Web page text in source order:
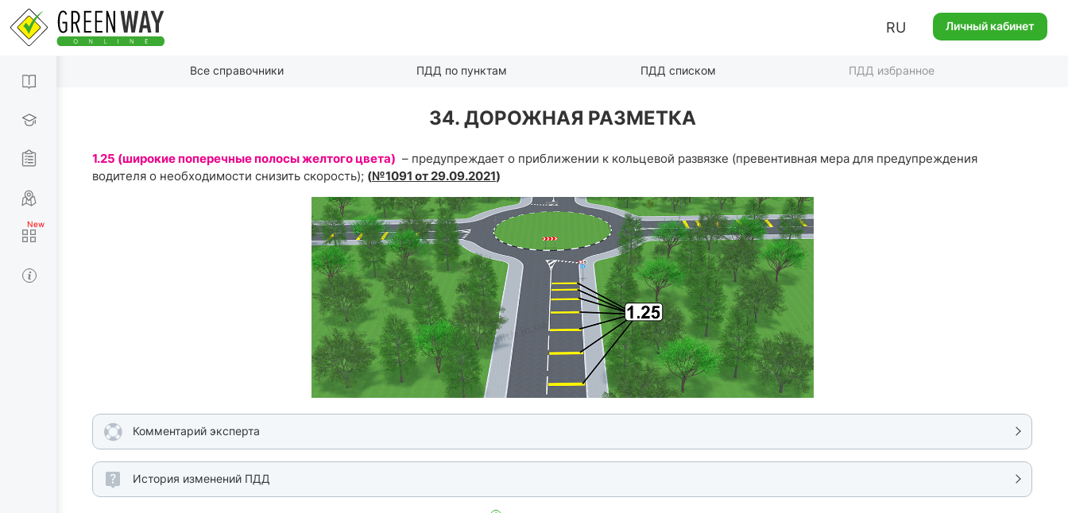
RU Личный кабинет
Все справочники ПДД по пунктам ПДД списком ПДД избранное
34. ДОРОЖНАЯ РАЗМЕТКА
1.25 (широкие поперечные полосы желтого цвета) – предупреждает о приближении к кольцевой развязке (превентивная мера для предупреждения
водителя о необходимости снизить скорость); (№1091 от 29.09.2021)
Комментарий эксперта
История изменений ПДД